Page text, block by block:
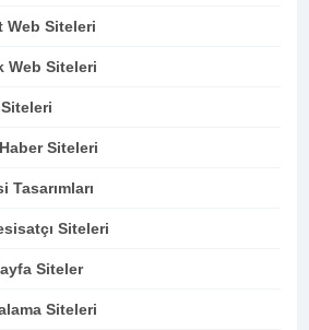
Web Siteleri
Web Siteleri
Siteleri
Tasarımları
Siteleri
Siteler
Siteleri